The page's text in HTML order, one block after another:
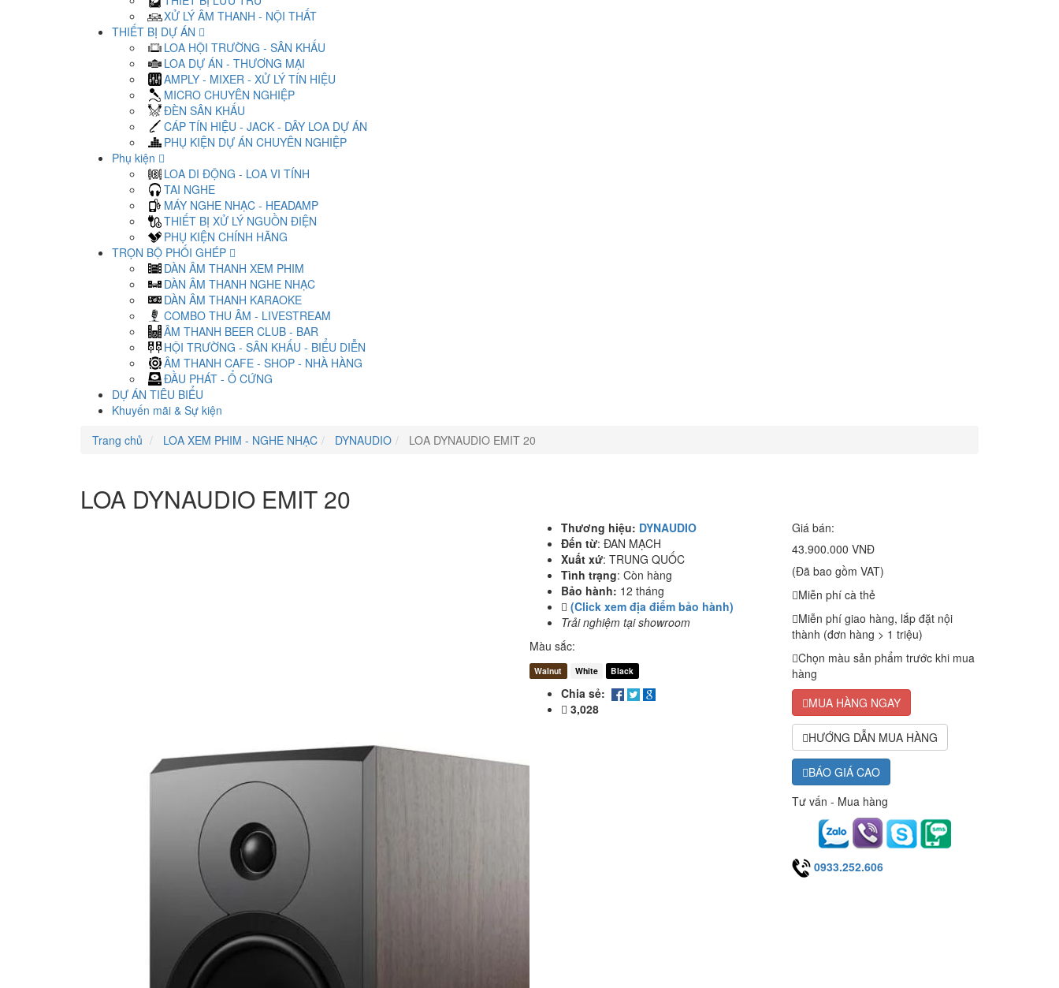
XỬ LÝ ÂM THANH - NỘI THẤT
THIẾT BỊ DỰ ÁN
LOA HỘI TRƯỜNG - SÂN KHẤU
LOA DỰ ÁN - THƯƠNG MẠI
AMPLY - MIXER - XỬ LÝ TÍN HIỆU
MICRO CHUYÊN NGHIỆP
ĐÈN SÂN KHẤU
CÁP TÍN HIỆU - JACK - DÂY LOA DỰ ÁN
PHỤ KIỆN DỰ ÁN CHUYÊN NGHIỆP
Phụ kiện
LOA DI ĐỘNG - LOA VI TÍNH
TAI NGHE
MÁY NGHE NHẠC - HEADAMP
THIẾT BỊ XỬ LÝ NGUỒN ĐIỆN
PHỤ KIỆN CHÍNH HÃNG
TRỌN BỘ PHỐI GHÉP
DÀN ÂM THANH XEM PHIM
DÀN ÂM THANH NGHE NHẠC
DÀN ÂM THANH KARAOKE
COMBO THU ÂM - LIVESTREAM
ÂM THANH BEER CLUB - BAR
HỘI TRƯỜNG - SÂN KHẤU - BIỂU DIỄN
ÂM THANH CAFE - SHOP - NHÀ HÀNG
ĐẦU PHÁT - Ổ CỨNG
DỰ ÁN TIÊU BIỂU
Khuyến mãi & Sự kiện
Trang chủ
LOA XEM PHIM - NGHE NHẠC DYNAUDIO LOA DYNAUDIO EMIT 20
LOA DYNAUDIO EMIT 20
Thương hiệu: DYNAUDIO
Đến từ: ĐAN MẠCH
Xuất xứ: TRUNG QUỐC
Tình trạng: Còn hàng
Bảo hành: 12 tháng
(Click xem địa điểm bảo hành)
Trải nghiệm tại showroom
Màu sắc:
Walnut White Black
Chia sẻ:
3,028
Giá bán:
43.900.000 VNĐ
(Đã bao gồm VAT)
Miễn phí cà thẻ
Miễn phí giao hàng, lắp đặt nội
thành (đơn hàng > 1 triệu)
Chọn màu sản phẩm trước khi mua
hàng
MUA HÀNG NGAY
HƯỚNG DẪN MUA HÀNG
BÁO GIÁ CAO
Tư vấn - Mua hàng
0933.252.606